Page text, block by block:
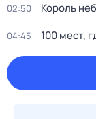
02:50 Король
04:45 100 мест,